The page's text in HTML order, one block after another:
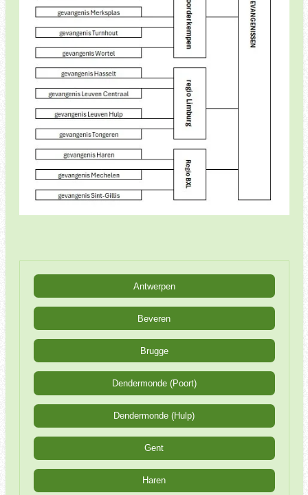
Antwerpen
Beveren
Brugge
Dendermonde (Poort)
Dendermonde (Hulp)
Gent
Haren